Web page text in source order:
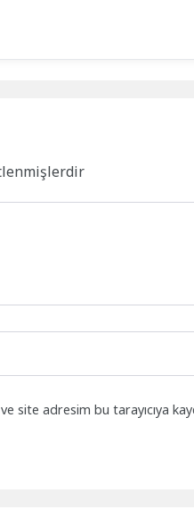
site adresim bu tarayıcıya